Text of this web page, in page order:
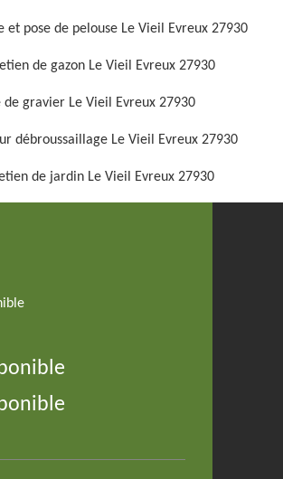
et pose de pelouse Le Vieil Evreux 27930
de gazon Le Vieil Evreux 27930
de gravier Le Vieil Evreux 27930
débroussaillage Le Vieil Evreux 27930
de jardin Le Vieil Evreux 27930